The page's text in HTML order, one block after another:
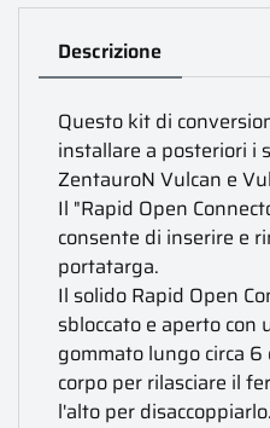
Descrizione
Questo kit di
installare a posteriori i
ZentauroN Vulcan e
Il "Rapid Open
consente di inserire e
portatarga.
Il solido Rapid Open
sbloccato e aperto con
gommato lungo circa
corpo per rilasciare il
l'alto per disaccoppiarlo.